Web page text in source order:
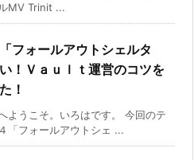
MV Trinit ...
「フォールアウトシェルタ
！Ｖａｕｌｔ運営のコツを
！
ようこそ。いろはです。 今回のテ
「フォールアウトシェ ...